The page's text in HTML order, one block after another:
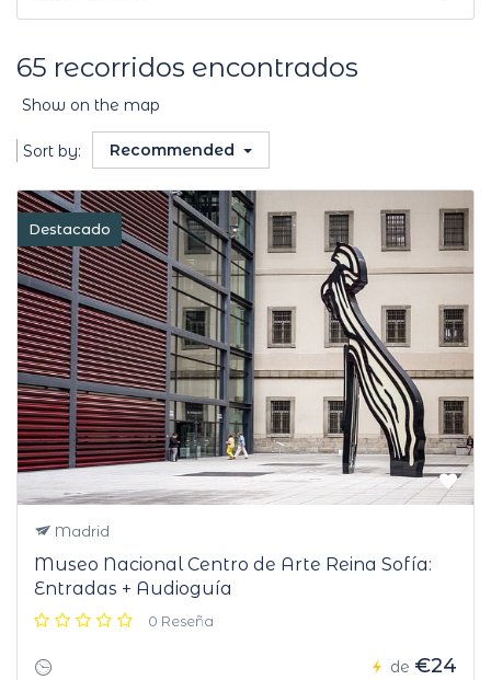
65 recorridos encontrados
Show on the map
Sort by: Recommended
Destacado
Madrid
Museo Nacional Centro de Arte Reina Sofía:
Entradas + Audioguía
0 Reseña
de €24